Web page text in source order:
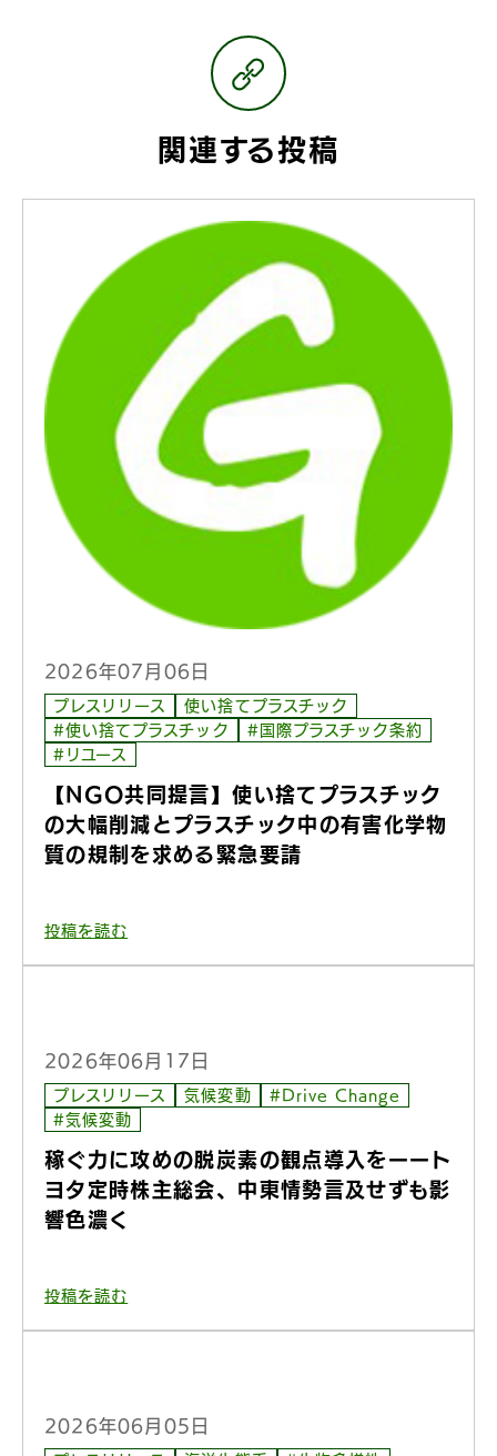
関連する投稿
2026年07月06日
プレスリリース
使い捨てプラスチック
#使い捨てプラスチック
#国際プラスチック条約
#リユース
【NGO共同提言】使い捨てプラスチック
の大幅削減とプラスチック中の有害化学物
質の規制を求める緊急要請
投稿を読む
2026年06月17日
プレスリリース 気候変動
#Drive Change
#気候変動
稼ぐ力に攻めの脱炭素の観点導入をーート
ヨタ定時株主総会、中東情勢言及せずも影
響色濃く
投稿を読む
2026年06月05日